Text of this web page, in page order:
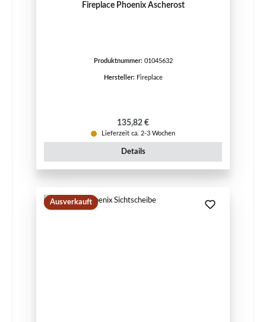
Fireplace Phoenix Ascherost
Produktnummer: 01045632
Hersteller: Fireplace
Regulärer Preis:
135,82 €
Lieferzeit ca. 2-3 Wochen
Details
Ausverkauft